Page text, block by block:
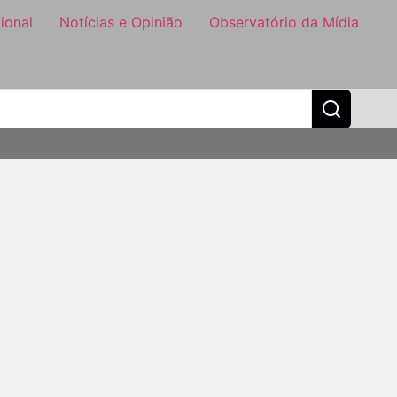
Notícias e Opinião Observatório da Mídia